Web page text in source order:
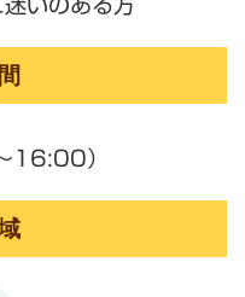
いのある方
16:00）